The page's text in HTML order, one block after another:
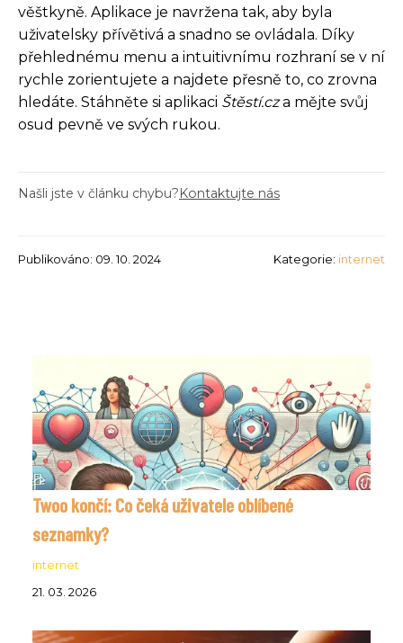
věštkyně. Aplikace je navržena tak, aby byla
uživatelsky přívětivá a snadno se ovládala. Díky
přehlednému menu a intuitivnímu rozhraní se v ní
rychle zorientujete a najdete přesně to, co zrovna
hledáte. Stáhněte si aplikaci Štěstí.cza mějte svůj
osud pevně ve svých rukou.
Našli jste v článku chybu?Kontaktujte nás
Publikováno: 09. 10. 2024 Kategorie: internet
Twoo končí: Co čeká uživatele oblíbené
seznamky?
internet
21. 03. 2026